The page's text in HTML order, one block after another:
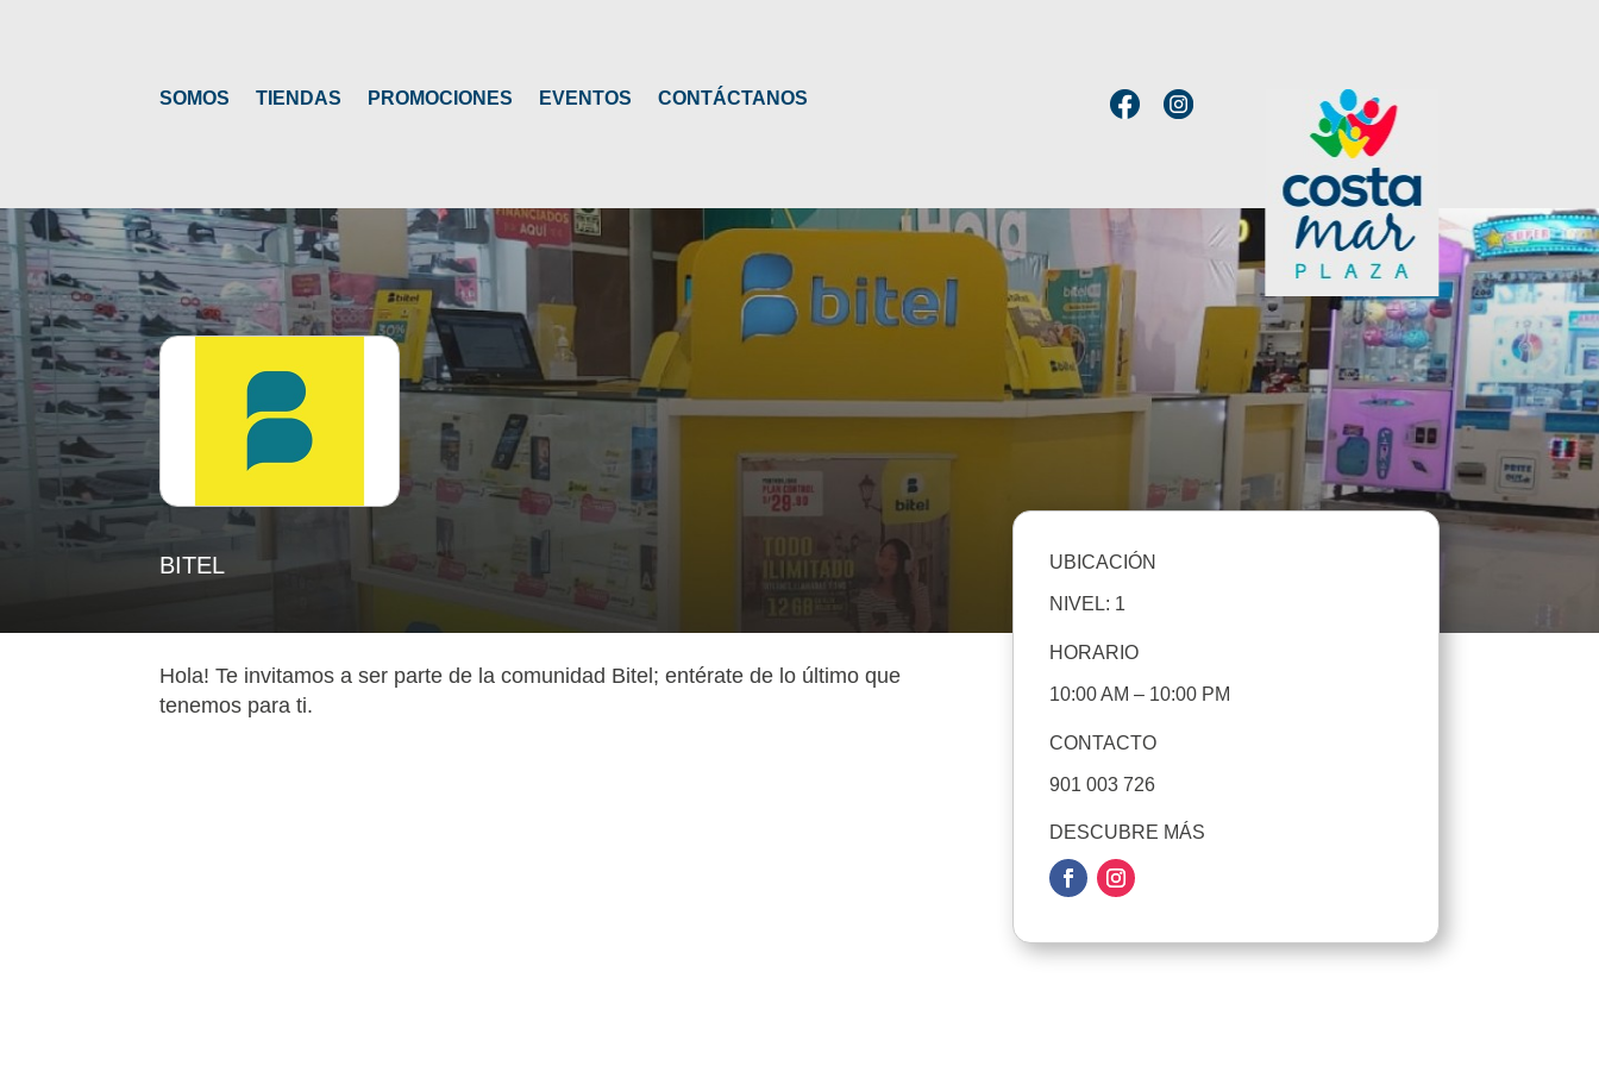
SOMOS TIENDAS PROMOCIONES EVENTOS CONTÁCTANOS
BITEL
Hola! Te invitamos a ser parte de la comunidad Bitel; entérate de lo último que
tenemos para ti.
UBICACIÓN
NIVEL: 1
HORARIO
10:00 AM – 10:00 PM
CONTACTO
901 003 726
DESCUBRE MÁS